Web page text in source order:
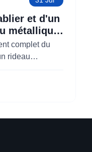
et d'un
métallique
Center)
complet du
rideau